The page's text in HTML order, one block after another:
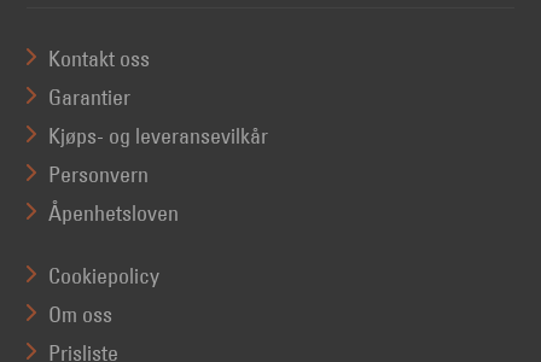
Kontakt oss
Garantier
Kjøps- og leveransevilkår
Personvern
Åpenhetsloven
Cookiepolicy
Om oss
Prisliste